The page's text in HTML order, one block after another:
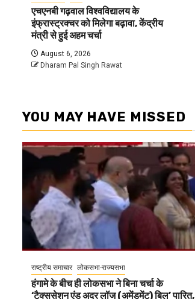
एचएनबी गढ़वाल विश्वविद्यालय के
इंफ्रास्ट्रक्चर को मिलेगा बढ़ावा, केंद्रीय
मंत्री से हुई अहम चर्चा
August 6, 2026
Dharam Pal Singh Rawat
YOU MAY HAVE MISSED
राष्ट्रीय समाचार लोकसभा-राज्यसभा
हंगामे के बीच ही लोकसभा ने बिना चर्चा के
‘टैक्ससेशन एंड अदर लॉज (अमेंडमेंट) बिल’ पारित,